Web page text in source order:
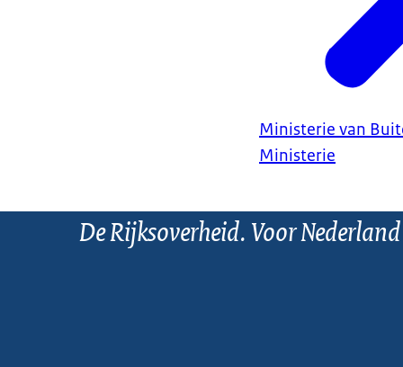
Ministerie van
Ministerie
De Rijksoverheid. Voor Nederland